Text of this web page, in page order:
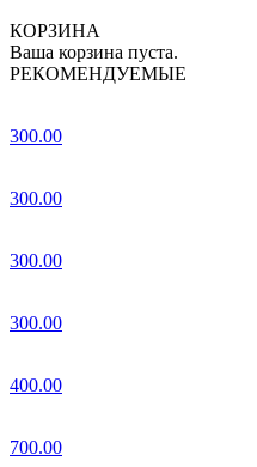
КОРЗИНА
Ваша корзина пуста.
РЕКОМЕНДУЕМЫЕ
300.00
300.00
300.00
300.00
400.00
700.00